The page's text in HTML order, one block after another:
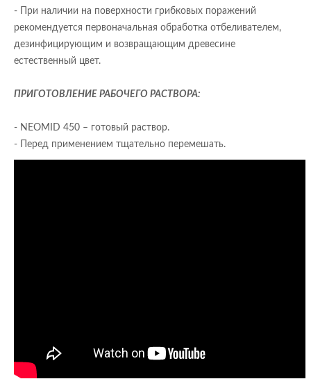
- При наличии на поверхности грибковых поражений
рекомендуется первоначальная обработка отбеливателем,
дезинфицирующим и возвращающим древесине
естественный цвет.
ПРИГОТОВЛЕНИЕ РАБОЧЕГО РАСТВОРА:
- NEOMID 450 – готовый раствор.
- Перед применением тщательно перемешать.